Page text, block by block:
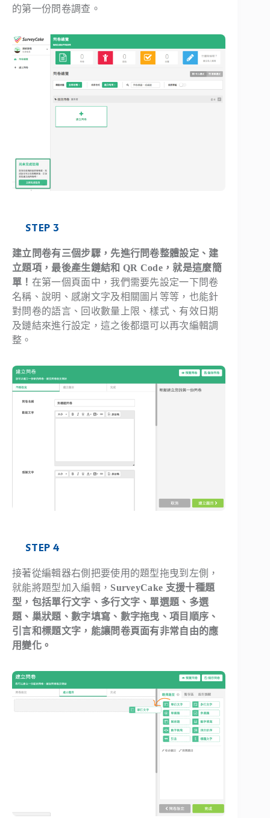
的第一份問卷調查。
STEP 3
建立問卷有三個步驟，先進行問卷整體設定、建
立題項，最後產生鏈結和 QR Code，就是這麼簡
單！ 在第一個頁面中，我們需要先設定一下問卷
名稱、說明、感謝文字及相關圖片等等，也能針
對問卷的語言、回收數量上限、樣式、有效日期
及鏈結來進行設定，這之後都還可以再次編輯調
整。
STEP 4
接著從編輯器右側把要使用的題型拖曳到左側，
就能將題型加入編輯， SurveyCake 支援十種題
型，包括單行文字、多行文字、單選題、多選
題、巢狀題、數字填寫、數字拖曳、項目順序、
引言和標題文字，能讓問卷頁面有非常自由的應
用變化。